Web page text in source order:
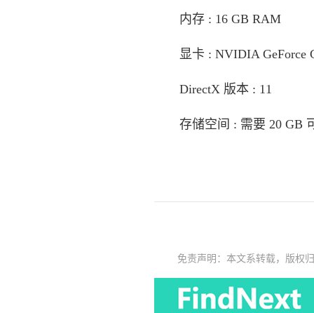
内存 : 16 GB RAM
显卡 : NVIDIA GeForce
DirectX 版本 : 11
存储空间 : 需要 20 GB
免责声明：本文系转载，版权